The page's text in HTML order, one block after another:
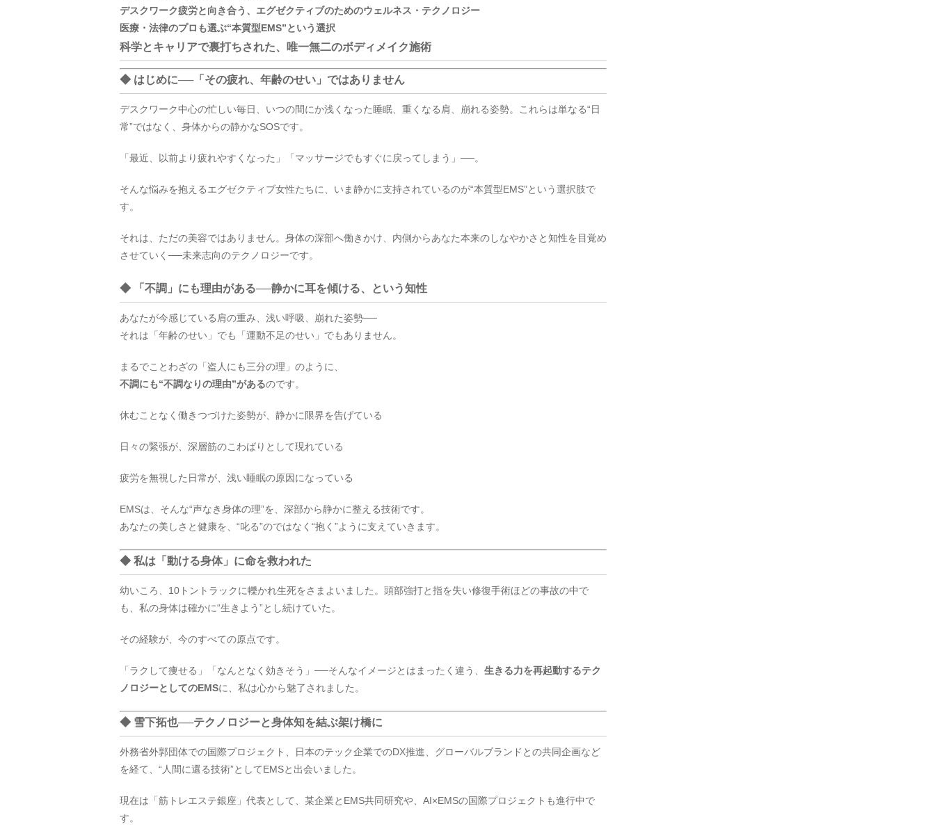
デスクワーク疲労と向き合う、エグゼクティブのためのウェルネス・テクノロジー
医療・法律のプロも選ぶ“本質型EMS”という選択
科学とキャリアで裏打ちされた、唯一無二のボディメイク施術
◆ はじめに──「その疲れ、年齢のせい」ではありません
デスクワーク中心の忙しい毎日、いつの間にか浅くなった睡眠、重くなる肩、崩れる姿勢。これらは単なる“日
常”ではなく、身体からの静かなSOSです。
「最近、以前より疲れやすくなった」「マッサージでもすぐに戻ってしまう」──。
そんな悩みを抱えるエグゼクティブ女性たちに、いま静かに支持されているのが“本質型EMS”という選択肢で
す。
それは、ただの美容ではありません。身体の深部へ働きかけ、内側からあなた本来のしなやかさと知性を目覚め
させていく──未来志向のテクノロジーです。
◆ 「不調」にも理由がある──静かに耳を傾ける、という知性
あなたが今感じている肩の重み、浅い呼吸、崩れた姿勢──
それは「年齢のせい」でも「運動不足のせい」でもありません。
まるでことわざの「盗人にも三分の理」のように、
不調にも“不調なりの理由”があるのです。
休むことなく働きつづけた姿勢が、静かに限界を告げている
日々の緊張が、深層筋のこわばりとして現れている
疲労を無視した日常が、浅い睡眠の原因になっている
EMSは、そんな“声なき身体の理”を、深部から静かに整える技術です。
あなたの美しさと健康を、“叱る”のではなく“抱く”ように支えていきます。
◆ 私は「動ける身体」に命を救われた
幼いころ、10トントラックに轢かれ生死をさまよいました。頭部強打と指を失い修復手術ほどの事故の中で
も、私の身体は確かに“生きよう”とし続けていた。
その経験が、今のすべての原点です。
「ラクして痩せる」「なんとなく効きそう」──そんなイメージとはまったく違う、 生きる力を再起動するテク
ノロジーとしてのEMSに、私は心から魅了されました。
◆ 雪下拓也──テクノロジーと身体知を結ぶ架け橋に
外務省外郭団体での国際プロジェクト、日本のテック企業でのDX推進、グローバルブランドとの共同企画など
を経て、“人間に還る技術”としてEMSと出会いました。
現在は「筋トレエステ銀座」代表として、某企業とEMS共同研究や、AI×EMSの国際プロジェクトも進行中で
す。